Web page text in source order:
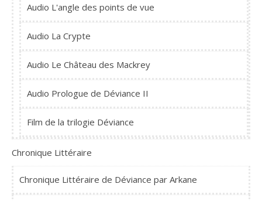
Audio L'angle des points de vue
Audio La Crypte
Audio Le Château des Mackrey
Audio Prologue de Déviance II
Film de la trilogie Déviance
Chronique Littéraire
Chronique Littéraire de Déviance par Arkane